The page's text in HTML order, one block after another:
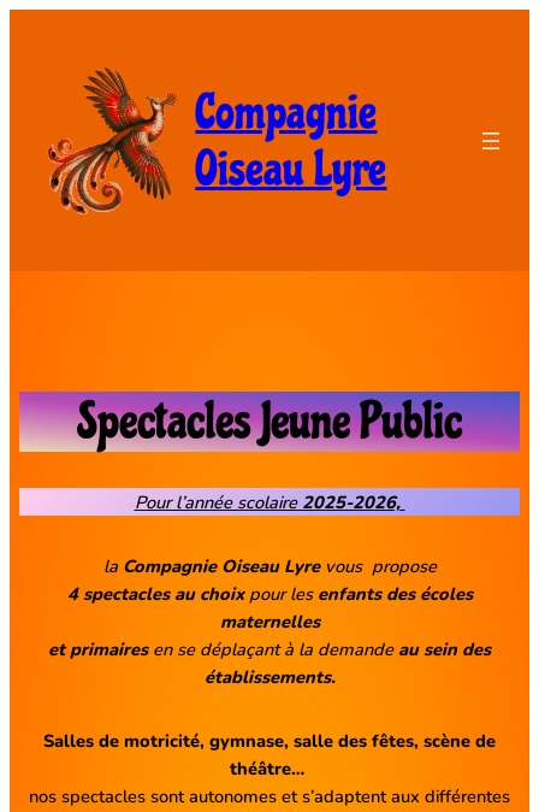
Compagnie
Oiseau Lyre
Spectacles Jeune Public
Pour l’année scolaire 2025-2026,
la Compagnie Oiseau Lyre vous propose
4 spectacles au choix pour les enfants des écoles
maternelles
et primaires en se déplaçant à la demande au sein des
établissements.
Salles de motricité, gymnase, salle des fêtes, scène de
théâtre…
nos spectacles sont autonomes et s’adaptent aux différentes